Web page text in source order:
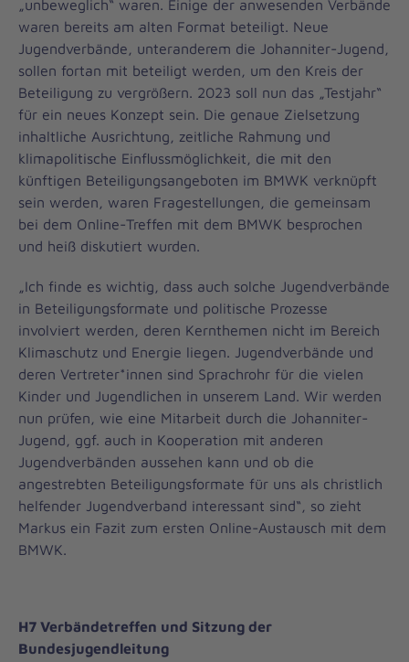
„unbeweglich“ waren. Einige der anwesenden Verbände
waren bereits am alten Format beteiligt. Neue
Jugendverbände, unteranderem die Johanniter-Jugend,
sollen fortan mit beteiligt werden, um den Kreis der
Beteiligung zu vergrößern. 2023 soll nun das „Testjahr“
für ein neues Konzept sein. Die genaue Zielsetzung
inhaltliche Ausrichtung, zeitliche Rahmung und
klimapolitische Einflussmöglichkeit, die mit den
künftigen Beteiligungsangeboten im BMWK verknüpft
sein werden, waren Fragestellungen, die gemeinsam
bei dem Online-Treffen mit dem BMWK besprochen
und heiß diskutiert wurden.
„Ich finde es wichtig, dass auch solche Jugendverbände
in Beteiligungsformate und politische Prozesse
involviert werden, deren Kernthemen nicht im Bereich
Klimaschutz und Energie liegen. Jugendverbände und
deren Vertreter*innen sind Sprachrohr für die vielen
Kinder und Jugendlichen in unserem Land. Wir werden
nun prüfen, wie eine Mitarbeit durch die Johanniter-
Jugend, ggf. auch in Kooperation mit anderen
Jugendverbänden aussehen kann und ob die
angestrebten Beteiligungsformate für uns als christlich
helfender Jugendverband interessant sind“, so zieht
Markus ein Fazit zum ersten Online-Austausch mit dem
BMWK.
H7 Verbändetreffen und Sitzung der
Bundesjugendleitung